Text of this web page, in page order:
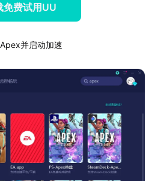
免费试用UU
并启动加速